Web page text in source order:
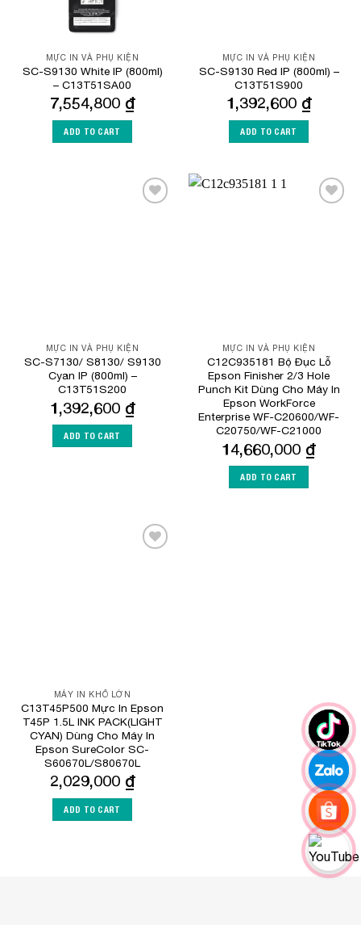
MỰC IN VÀ PHỤ KIỆN
SC-S9130 White IP (800ml)
– C13T51SA00
7,554,800 ₫
ADD TO CART
MỰC IN VÀ PHỤ KIỆN
SC-S9130 Red IP (800ml) –
C13T51S900
1,392,600 ₫
ADD TO CART
MỰC IN VÀ PHỤ KIỆN
SC-S7130/ S8130/ S9130
Cyan IP (800ml) –
C13T51S200
1,392,600 ₫
ADD TO CART
MỰC IN VÀ PHỤ KIỆN
C12C935181 Bộ Đục Lỗ
Epson Finisher 2/3 Hole
Punch Kit Dùng Cho Máy In
Epson WorkForce
Enterprise WF-C20600/WF-
C20750/WF-C21000
14,660,000 ₫
ADD TO CART
MÁY IN KHỔ LỚN
C13T45P500 Mực In Epson
T45P 1.5L INK PACK(LIGHT
CYAN) Dùng Cho Máy In
Epson SureColor SC-
S60670L/S80670L
2,029,000 ₫
ADD TO CART